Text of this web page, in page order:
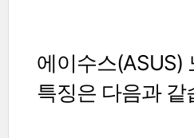
에이수스(ASUS)
특징은 다음과 같